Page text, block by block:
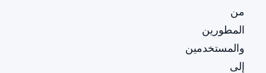
من
المطورين
والمستخدمين
إلى